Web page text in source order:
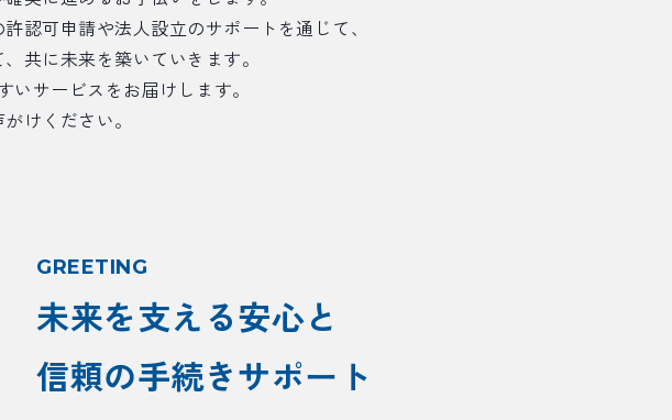
認可申請や法人設立のサポートを通じて、
共に未来を築いていきます。
サービスをお届けします。
けください。
GREETING
未来を支える安心と
信頼の手続きサポート